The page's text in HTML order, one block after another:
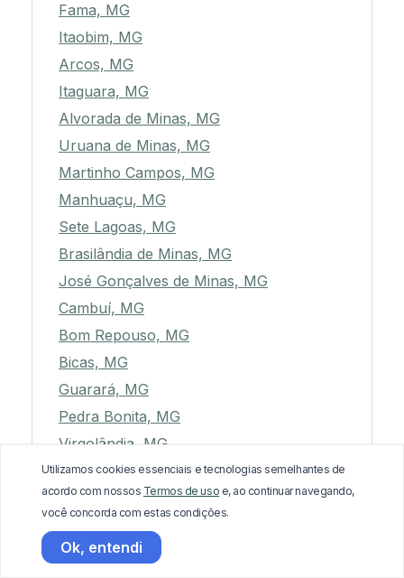
Fama, MG
Itaobim, MG
Arcos, MG
Itaguara, MG
Alvorada de Minas, MG
Uruana de Minas, MG
Martinho Campos, MG
Manhuaçu, MG
Sete Lagoas, MG
Brasilândia de Minas, MG
José Gonçalves de Minas, MG
Cambuí, MG
Bom Repouso, MG
Bicas, MG
Guarará, MG
Pedra Bonita, MG
Virgolândia, MG
São José do Alegre, MG
Rio Doce, MG
Campo do Meio, MG
Utilizamos cookies essenciais e tecnologias semelhantes de
acordo com nossos Termos de uso e, ao continuar navegando,
você concorda com estas condições.
Ok, entendi